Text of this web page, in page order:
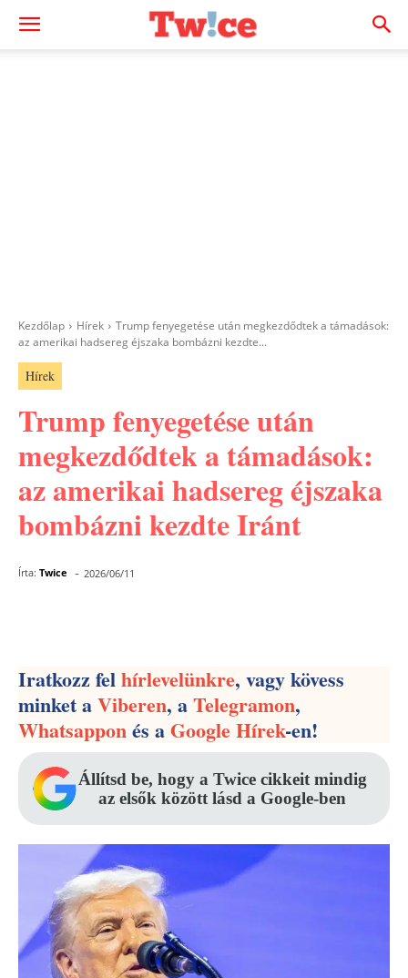
Kezdőlap Hírek
Trump fenyegetése után megkezdődtek a támadások:
az amerikai hadsereg éjszaka bombázni kezdte...
Hírek
Trump fenyegetése után
megkezdődtek a támadások:
az amerikai hadsereg éjszaka
bombázni kezdte Iránt
Írta: Twice - 2026/06/11
Iratkozz felhírlevelünkre, vagy kövess
minket aViberen, aTelegramon,
Whatsapponés aGoogle Hírek-en!
Állítsd be, hogy a Twice cikkeit mindig
az elsők között lásd a Google-ben